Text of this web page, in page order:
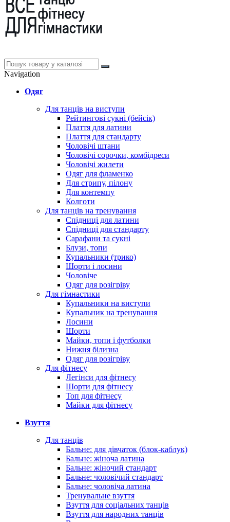
Navigation
Одяг
Для танців на виступи
Рейтингові сукні (бейсік)
Плаття для латини
Плаття для стандарту
Чоловічі штани
Чоловічі сорочки, комбідреси
Чоловічі жилети
Одяг для фламенко
Для стрипу, пілону
Для контемпу
Колготи
Для танців на тренування
Спідниці для латини
Спідниці для стандарту
Сарафани та сукні
Блузи, топи
Купальники (трико)
Шорти і лосини
Чоловіче
Одяг для розігріву
Для гімнастики
Купальники на виступи
Купальник на тренування
Лосини
Шорти
Майки, топи і футболки
Нижня білизна
Одяг для розігріву
Для фітнесу
Легінси для фітнесу
Шорти для фітнесу
Топ для фітнесу
Майки для фітнесу
Взуття
Для танців
Бальне: для дівчаток (блок-каблук)
Бальне: жіноча латина
Бальне: жіночий стандарт
Бальне: чоловічий стандарт
Бальне: чоловіча латина
Тренувальне взуття
Взуття для соціальних танців
Взуття для народних танців